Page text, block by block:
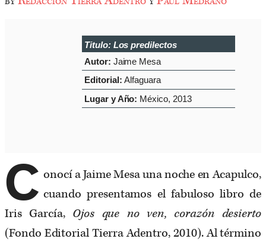
Titulo: Los predilectos
Autor: Jaime Mesa
Editorial:Alfaguara
Lugar y Año: México, 2013
C onocí a Jaime Mesa una noche en Acapulco,
cuando presentamos el fabuloso libro de
Iris García, Ojos que no ven, corazón desierto
(Fondo Editorial Tierra Adentro, 2010). Al término